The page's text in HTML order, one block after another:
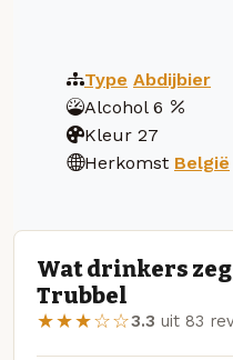
Type Abdijbier
Alcohol 6
Kleur 27
Herkomst België
Wat drinkers
Trubbel
★★★☆☆3.3 uit 83